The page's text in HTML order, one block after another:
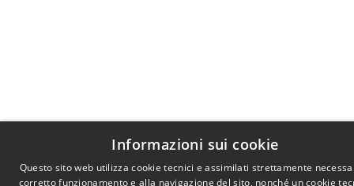
Informazioni sui cookie
Questo sito web utilizza cookie tecnici e assimilati strettamente
corretto funzionamento e alla navigazione del sito, nonché un cookie